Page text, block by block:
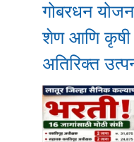
गोबरधन
शेण आणि कृषी
अतिरिक्त